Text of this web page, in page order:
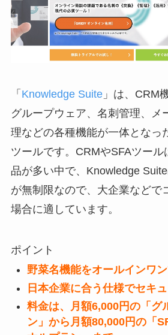
「 Knowledge Suite」は、CRM
グループウェア、名刺管理、メ
理などの各種機能が一体となっ
ツールです。CRMやSFAツール
品が多い中で、Knowledge
が無制限なので、大企業などで
場合に適しています。
ポイント
野菜名機能をオールインワ
日本企業に合う仕様でセキ
料金は、月額6,000円の「グ
ン」から月額80,000円の「